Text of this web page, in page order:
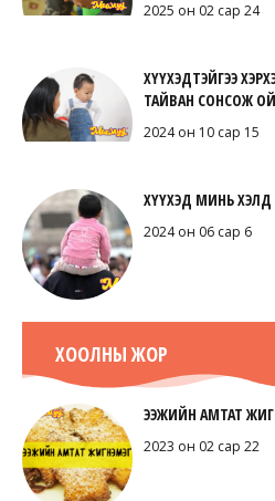
2025 он 02 сар 24
ХҮҮХЭДТЭЙГЭЭ
ТАЙВАН СОНСОЖ
2024 он 10 сар 15
ХҮҮХЭД МИНЬ
2024 он 06 сар 6
ХООЛНЫ ЖОР
ЭЭЖИЙН АМТАТ
2023 он 02 сар 22